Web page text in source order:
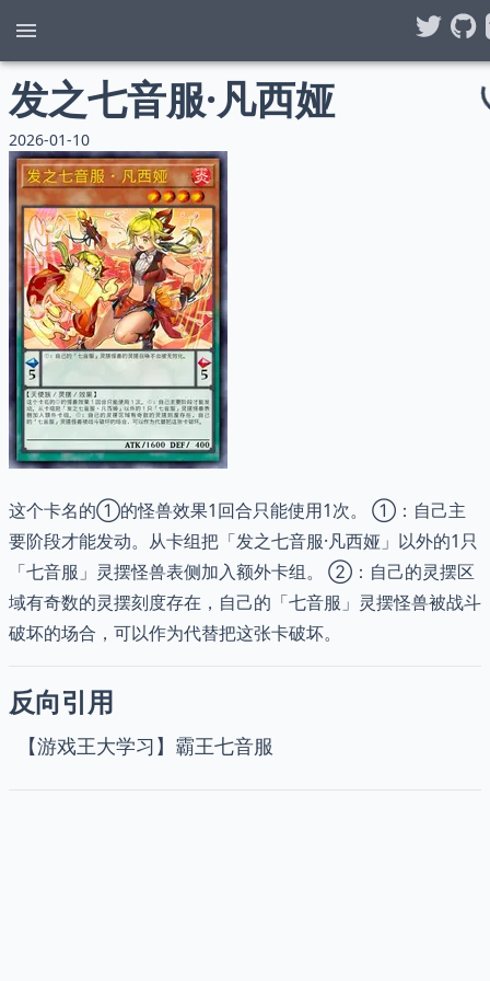
发之七音服·凡西娅
2026-01-10
这个卡名的①的怪兽效果1回合只能使用1次。 ①：自己主
要阶段才能发动。从卡组把「发之七音服·凡西娅」以外的1只
「七音服」灵摆怪兽表侧加入额外卡组。 ②：自己的灵摆区
域有奇数的灵摆刻度存在，自己的「七音服」灵摆怪兽被战斗
破坏的场合，可以作为代替把这张卡破坏。
反向引用
【游戏王大学习】霸王七音服